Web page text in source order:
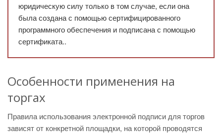
юридическую силу только в том случае, если она
была создана с помощью сертифицированного
программного обеспечения и подписана с помощью
сертификата..
Особенности применения на
торгах
Правила использования электронной подписи для торгов
зависят от конкретной площадки, на которой проводятся